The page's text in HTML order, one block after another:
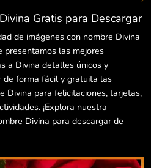
Gratis para Descargar
de imágenes con nombre Divina
presentamos las mejores
a Divina detalles únicos y
de forma fácil y gratuita las
Divina para felicitaciones, tarjetas,
¡Explora nuestra
Divina para descargar de